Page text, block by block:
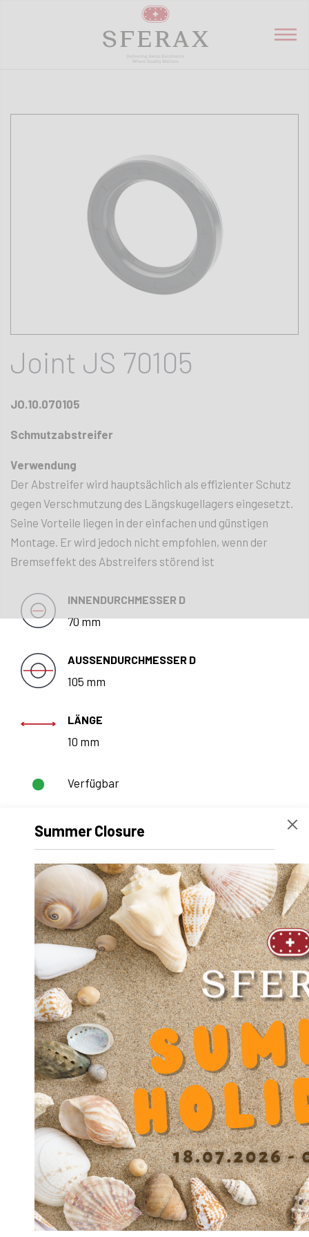
Joint JS 70105
JO.10.070105
Schmutzabstreifer
Verwendung
Der Abstreifer wird hauptsächlich als effizienter Schutz
gegen Verschmutzung des Längskugellagers eingesetzt.
Seine Vorteile liegen in der einfachen und günstigen
Montage. Er wird jedoch nicht empfohlen, wenn der
Bremseffekt des Abstreifers störend ist
INNENDURCHMESSER D
70 mm
AUSSENDURCHMESSER D
105 mm
LÄNGE
10 mm
Verfügbar
ANGEBOT
ANFORDERN
Technische Daten Empfohlene Produkte
Produktnummer
JO.10.070105
Produkt-Bezeichnung
Joint JS 70105
Nettogewicht
65 g
Außendurchmesser D
105
Innendurchmesser d
70
Länge
10 mm
Dynamischer Faktor Y
0.000000
Summer Closure